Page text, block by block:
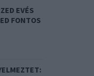
EVÉS
FONTOS